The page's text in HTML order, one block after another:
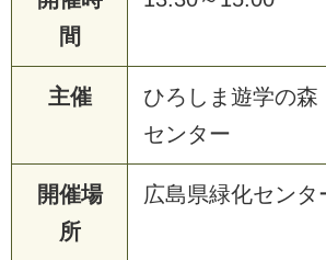
間
主催
ひろしま遊学の
センター
開催場
所
広島県緑化セン